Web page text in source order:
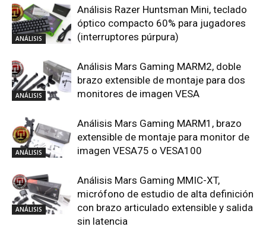
ANÁLISIS
Análisis Razer Huntsman Mini, teclado
óptico compacto 60% para jugadores
(interruptores púrpura)
ANÁLISIS
Análisis Mars Gaming MARM2, doble
brazo extensible de montaje para dos
monitores de imagen VESA
ANÁLISIS
Análisis Mars Gaming MARM1, brazo
extensible de montaje para monitor de
imagen VESA75 o VESA100
ANÁLISIS
Análisis Mars Gaming MMIC-XT,
micrófono de estudio de alta definición
con brazo articulado extensible y salida
sin latencia